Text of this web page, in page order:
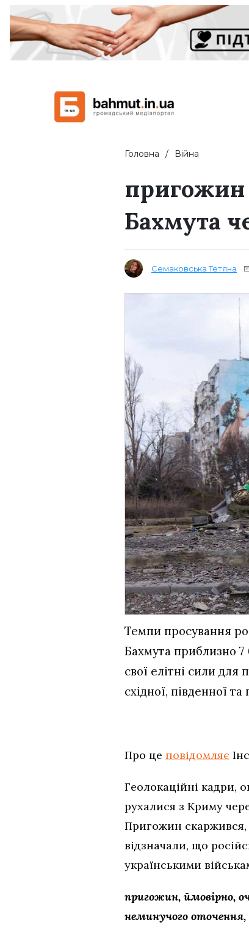
Головна Війна
пригожин
Бахмута
Семаковська Тетяна
Темпи просування
Бахмута приблизно 7
свої елітні сили
східної, південної
Про це повідомляє
Геолокаційні кадри,
рухалися з Криму
Пригожин скаржився,
відзначали, що
українськими
пригожин, ймовірно,
неминучого оточення,